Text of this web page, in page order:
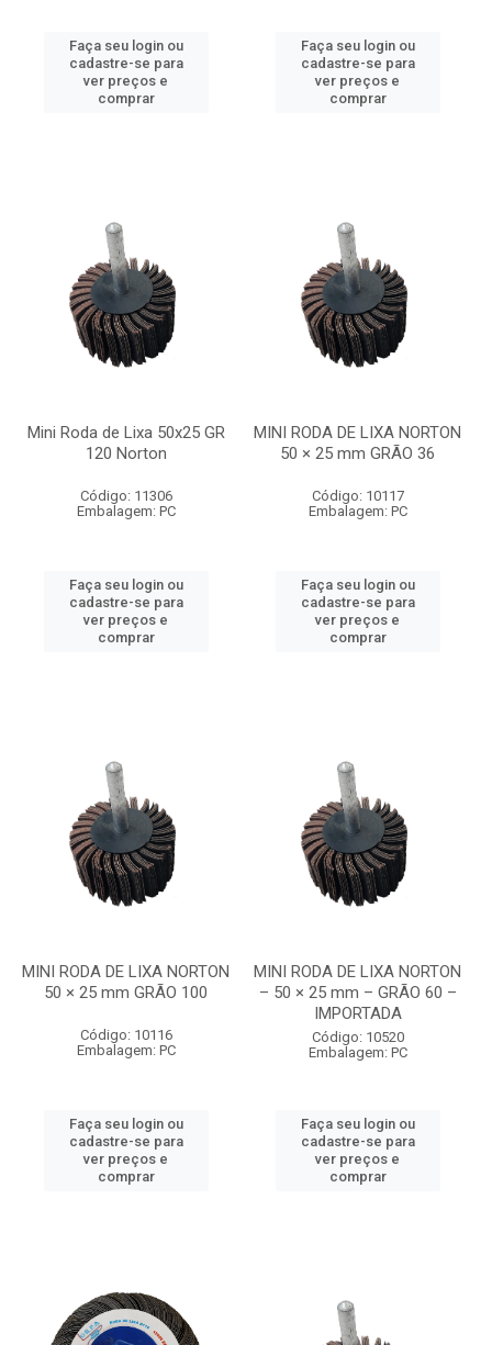
Faça seu login ou
cadastre-se para
ver preços e
comprar
Faça seu login ou
cadastre-se para
ver preços e
comprar
Mini Roda de Lixa 50x25 GR
120 Norton
Código: 11306
Embalagem: PC
Faça seu login ou
cadastre-se para
ver preços e
comprar
MINI RODA DE LIXA NORTON
50 × 25 mm GRÃO 36
Código: 10117
Embalagem: PC
Faça seu login ou
cadastre-se para
ver preços e
comprar
MINI RODA DE LIXA NORTON
50 × 25 mm GRÃO 100
Código: 10116
Embalagem: PC
Faça seu login ou
cadastre-se para
ver preços e
comprar
MINI RODA DE LIXA NORTON
– 50 × 25 mm – GRÃO 60 –
IMPORTADA
Código: 10520
Embalagem: PC
Faça seu login ou
cadastre-se para
ver preços e
comprar